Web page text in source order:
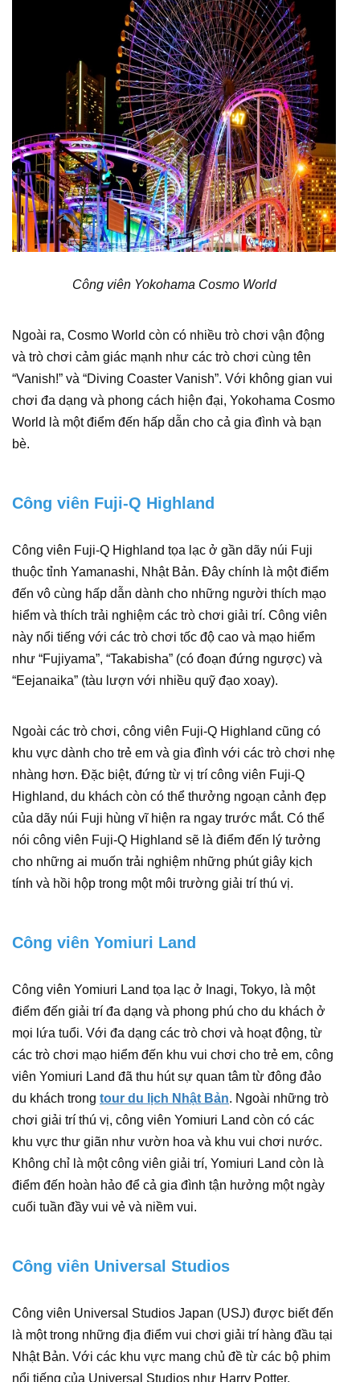
Công viên Yokohama Cosmo World
Ngoài ra, Cosmo World còn có nhiều trò chơi vận động
và trò chơi cảm giác mạnh như các trò chơi cùng tên
“Vanish!” và “Diving Coaster Vanish”. Với không gian vui
chơi đa dạng và phong cách hiện đại, Yokohama Cosmo
World là một điểm đến hấp dẫn cho cả gia đình và bạn
bè.
Công viên Fuji-Q Highland
Công viên Fuji-Q Highland tọa lạc ở gần dãy núi Fuji
thuộc tỉnh Yamanashi, Nhật Bản. Đây chính là một điểm
đến vô cùng hấp dẫn dành cho những người thích mạo
hiểm và thích trải nghiệm các trò chơi giải trí. Công viên
này nổi tiếng với các trò chơi tốc độ cao và mạo hiểm
như “Fujiyama”, “Takabisha” (có đoạn đứng ngược) và
“Eejanaika” (tàu lượn với nhiều quỹ đạo xoay).
Ngoài các trò chơi, công viên Fuji-Q Highland cũng có
khu vực dành cho trẻ em và gia đình với các trò chơi nhẹ
nhàng hơn. Đặc biệt, đứng từ vị trí công viên Fuji-Q
Highland, du khách còn có thể thưởng ngoạn cảnh đẹp
của dãy núi Fuji hùng vĩ hiện ra ngay trước mắt. Có thể
nói công viên Fuji-Q Highland sẽ là điểm đến lý tưởng
cho những ai muốn trải nghiệm những phút giây kịch
tính và hồi hộp trong một môi trường giải trí thú vị.
Công viên Yomiuri Land
Công viên Yomiuri Land tọa lạc ở Inagi, Tokyo, là một
điểm đến giải trí đa dạng và phong phú cho du khách ở
mọi lứa tuổi. Với đa dạng các trò chơi và hoạt động, từ
các trò chơi mạo hiểm đến khu vui chơi cho trẻ em, công
viên Yomiuri Land đã thu hút sự quan tâm từ đông đảo
du khách trong tour du lịch Nhật Bản. Ngoài những trò
chơi giải trí thú vị, công viên Yomiuri Land còn có các
khu vực thư giãn như vườn hoa và khu vui chơi nước.
Không chỉ là một công viên giải trí, Yomiuri Land còn là
điểm đến hoàn hảo để cả gia đình tận hưởng một ngày
cuối tuần đầy vui vẻ và niềm vui.
Công viên Universal Studios
Công viên Universal Studios Japan (USJ) được biết đến
là một trong những địa điểm vui chơi giải trí hàng đầu tại
Nhật Bản. Với các khu vực mang chủ đề từ các bộ phim
nổi tiếng của Universal Studios như Harry Potter,